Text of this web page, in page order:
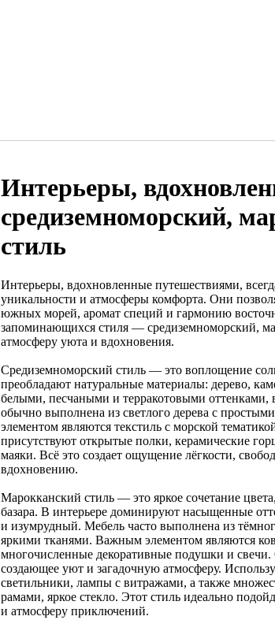
Интерьеры,
средиземноморский,
стиль
Интерьеры, вдохновленные путешествиями,
уникальности и атмосферы комфорта. Они
южных морей, аромат специй и гармонию
запоминающихся стиля — средиземноморский,
атмосферу уюта и вдохновения.
Средиземноморский стиль — это воплощение
преобладают натуральные материалы: дерево,
белыми, песчаными и терракотовыми
обычно выполнена из светлого дерева с
элементом являются текстиль с морской
присутствуют открытые полки, керамические
маяки. Всё это создает ощущение лёгкости,
вдохновению.
Марокканский стиль — это яркое сочетание
базара. В интерьере доминируют насыщенные
и изумрудный. Мебель часто выполнена из
яркими тканями. Важным элементом являются
многочисленные декоративные подушки и
создающее уют и загадочную атмосферу.
светильники, лампы с витражами, а также
рамами, яркое стекло. Этот стиль идеально
и атмосферу приключений.